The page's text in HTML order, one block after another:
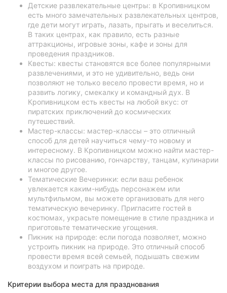
Детские развлекательные центры: в Кропивницком
есть много замечательных развлекательных центров,
где дети могут играть, лазать, прыгать и веселиться.
В таких центрах, как правило, есть разные
аттракционы, игровые зоны, кафе и зоны для
проведения праздников.
Квесты: квесты становятся все более популярными
развлечениями, и это не удивительно, ведь они
позволяют не только весело провести время, но и
развить логику, смекалку и командный дух. В
Кропивницком есть квесты на любой вкус: от
пиратских приключений до космических
путешествий.
Мастер-классы: мастер-классы – это отличный
способ для детей научиться чему-то новому и
интересному. В Кропивницком можно найти мастер-
классы по рисованию, гончарству, танцам, кулинарии
и многое другое.
Тематические Вечеринки: если ваш ребенок
увлекается каким-нибудь персонажем или
мультфильмом, вы можете организовать для него
тематическую вечеринку. Пригласите гостей в
костюмах, украсьте помещение в стиле праздника и
приготовьте тематические угощения.
Пикник на природе: если погода позволяет, можно
устроить пикник на природе. Это отличный способ
провести время всей семьей, подышать свежим
воздухом и поиграть на природе.
Критерии выбора места для празднования